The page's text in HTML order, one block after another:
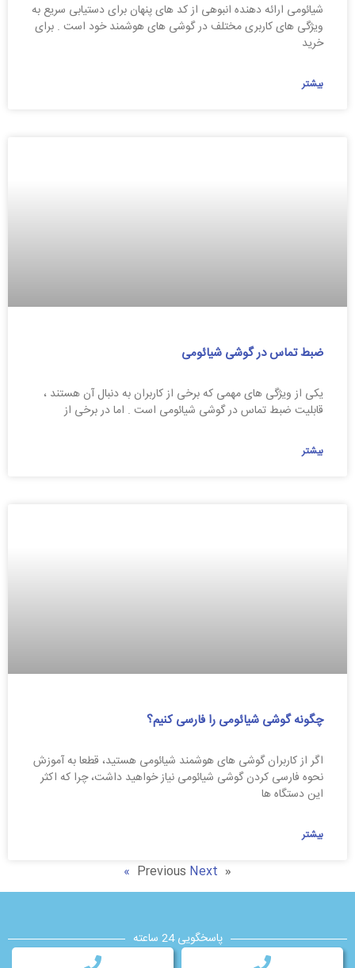
شیائومی ارائه دهنده انبوهی از کد های پنهان برای دستیابی سریع به
ویژگی‌ های کاربری مختلف در گوشی‌ های هوشمند خود است . برای
خرید
بیشتر
ضبط تماس در گوشی شیائومی
یکی از ویژگی‌ های مهمی که برخی از کاربران به دنبال آن هستند ،
قابلیت ضبط تماس در گوشی شیائومی است . اما در برخی از
بیشتر
چگونه گوشی شیائومی را فارسی کنیم؟
اگر از کاربران گوشی های هوشمند شیائومی هستید، قطعا به آموزش
نحوه فارسی کردن گوشی شیائومی نیاز خواهید داشت، چرا که اکثر
این دستگاه ها
بیشتر
« Previous
Next »
پاسخگویی 24 ساعته